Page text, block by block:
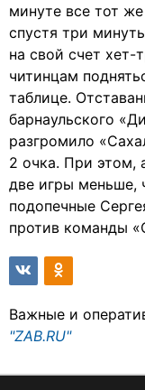
минуте все тот
спустя три
на свой счет хет-
читинцам
таблице.
барнаульского
разгромило
2 очка. При этом,
две игры меньше,
подопечные
против команды
Важные и
"ZAB.RU"